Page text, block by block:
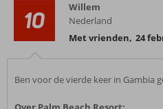
10
Willem
Nederland
Met vrienden, 24
Ben voor de vierde keer in Gambia